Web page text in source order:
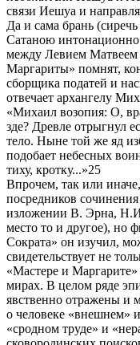
связи Иешуа и
Да и сама брань
Сатаною
между Левием Матвеем
Маргариты» помнят,
сборщика податей и
отвечает архангелу
«Михаил возопия: О,
зде? Древле отрыгнул
тело. Ныне той же яд
подобает небесных
тиху, кротку...»25
Впрочем, так или
посредников
изложении В. Эрна,
место то и другое), но
Сократа» он изучил,
свидетельствует не
«Мастере и
мирах. В целом ряде
явственно отражены и
о человеке «внешнем»
«сродном труде» и